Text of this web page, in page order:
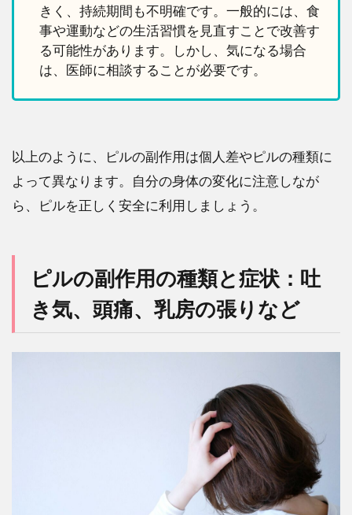
きく、持続期間も不明確です。一般的には、食
事や運動などの生活習慣を見直すことで改善す
る可能性があります。しかし、気になる場合
は、医師に相談することが必要です。
以上のように、ピルの副作用は個人差やピルの種類に
よって異なります。自分の身体の変化に注意しなが
ら、ピルを正しく安全に利用しましょう。
ピルの副作用の種類と症状：吐
き気、頭痛、乳房の張りなど